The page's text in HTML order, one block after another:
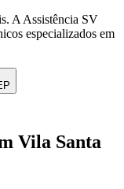
A Assistência SV
especializados em
Vila Santa